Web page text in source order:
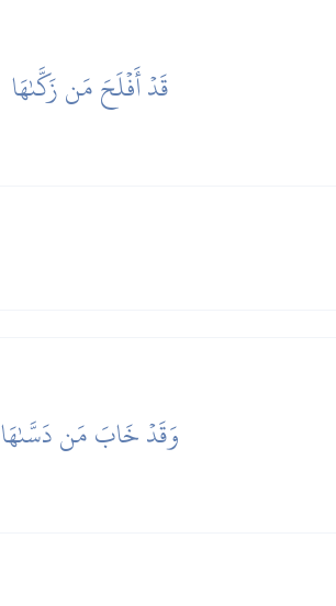
قَدۡ أَفۡلَحَ مَن زَكَّىٰهَا
وَقَدۡ خَابَ مَن دَسَّىٰهَا